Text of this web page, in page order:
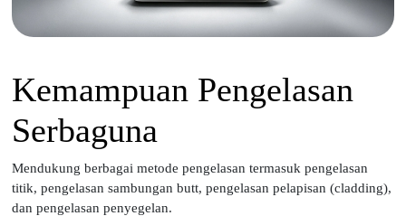
Kemampuan Pengelasan
Serbaguna
Mendukung berbagai metode pengelasan termasuk pengelasan
titik, pengelasan sambungan butt, pengelasan pelapisan (cladding),
dan pengelasan penyegelan.